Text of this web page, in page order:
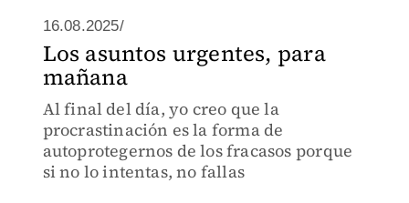
16.08.2025/
Los asuntos urgentes, para
mañana
Al final del día, yo creo que la
procrastinación es la forma de
autoprotegernos de los fracasos porque
si no lo intentas, no fallas